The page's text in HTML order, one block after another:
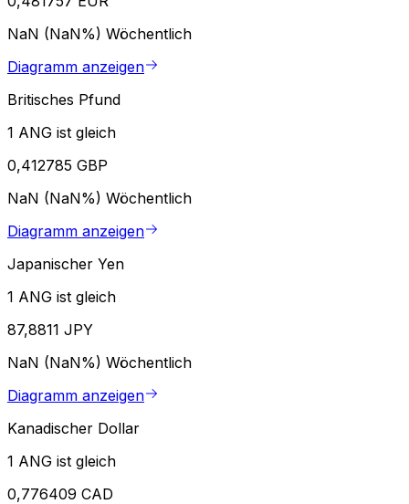
NaN (NaN%) Wöchentlich
Diagramm anzeigen
Britisches Pfund
1 ANG ist gleich
0,412785 GBP
NaN (NaN%) Wöchentlich
Diagramm anzeigen
Japanischer Yen
1 ANG ist gleich
87,8811 JPY
NaN (NaN%) Wöchentlich
Diagramm anzeigen
Kanadischer Dollar
1 ANG ist gleich
0,776409 CAD